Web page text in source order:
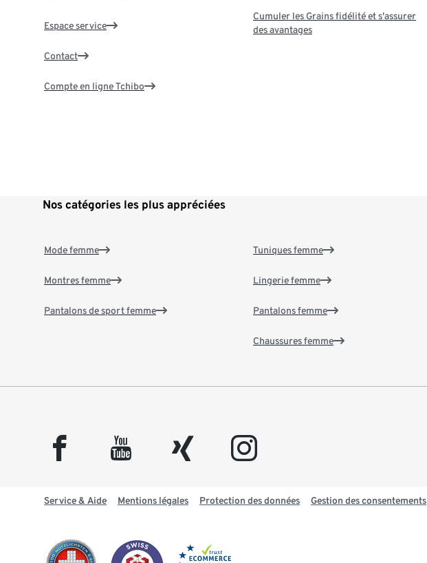
Espace service
Contact
Compte en ligne Tchibo
Cumuler les Grains fidélité et s'assurer
des avantages
Nos catégories les plus appréciées
Mode femme
Montres femme
Pantalons de sport femme
Tuniques femme
Lingerie femme
Pantalons femme
Chaussures femme
facebook youtube xing instagram
Service & Aide Mentions légales Protection des données Gestion des consentements